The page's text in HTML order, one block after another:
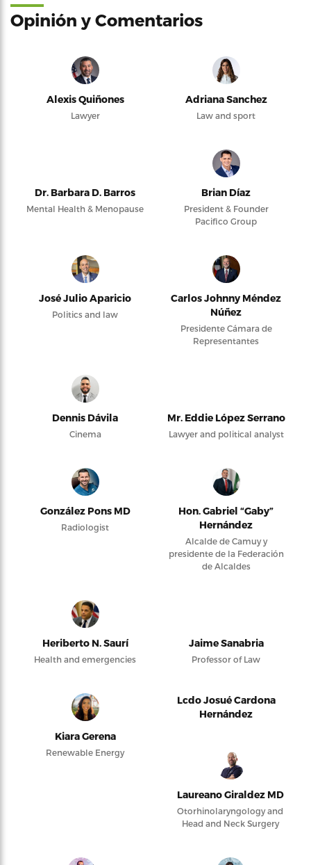
Opinión y Comentarios
Alexis Quiñones
Lawyer
Adriana Sanchez
Law and sport
Dr. Barbara D. Barros
Mental Health & Menopause
Brian Díaz
President & Founder
Pacifico Group
José Julio Aparicio
Politics and law
Carlos Johnny Méndez
Núñez
Presidente Cámara de
Representantes
Dennis Dávila
Cinema
Mr. Eddie López Serrano
Lawyer and political analyst
González Pons MD
Radiologist
Hon. Gabriel “Gaby”
Hernández
Alcalde de Camuy y
presidente de la Federación
de Alcaldes
Heriberto N. Saurí
Health and emergencies
Jaime Sanabria
Professor of Law
Kiara Gerena
Renewable Energy
Lcdo Josué Cardona
Hernández
Laureano Giraldez MD
Otorhinolaryngology and
Head and Neck Surgery